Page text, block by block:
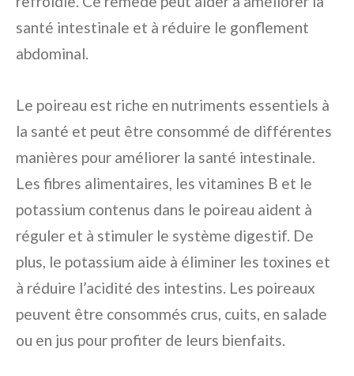
santé intestinale et à réduire le gonflement
abdominal.
Le poireau est riche en nutriments essentiels à
la santé et peut être consommé de différentes
manières pour améliorer la santé intestinale.
Les fibres alimentaires, les vitamines B et le
potassium contenus dans le poireau aident à
réguler et à stimuler le système digestif. De
plus, le potassium aide à éliminer les toxines et
à réduire l’acidité des intestins. Les poireaux
peuvent être consommés crus, cuits, en salade
ou en jus pour profiter de leurs bienfaits.